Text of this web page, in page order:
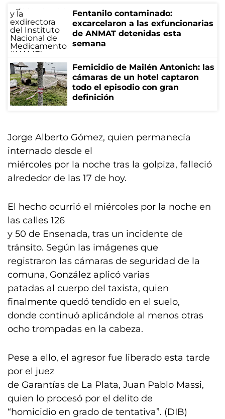
Fentanilo contaminado:
excarcelaron a las exfuncionarias
de ANMAT detenidas esta
semana
Femicidio de Mailén Antonich: las
cámaras de un hotel captaron
todo el episodio con gran
definición
Jorge Alberto Gómez, quien permanecía
internado desde el
miércoles por la noche tras la golpiza, falleció
alrededor de las 17 de hoy.
El hecho ocurrió el miércoles por la noche en
las calles 126
y 50 de Ensenada, tras un incidente de
tránsito. Según las imágenes que
registraron las cámaras de seguridad de la
comuna, González aplicó varias
patadas al cuerpo del taxista, quien
finalmente quedó tendido en el suelo,
donde continuó aplicándole al menos otras
ocho trompadas en la cabeza.
Pese a ello, el agresor fue liberado esta tarde
por el juez
de Garantías de La Plata, Juan Pablo Massi,
quien lo procesó por el delito de
“homicidio en grado de tentativa”. (DIB)